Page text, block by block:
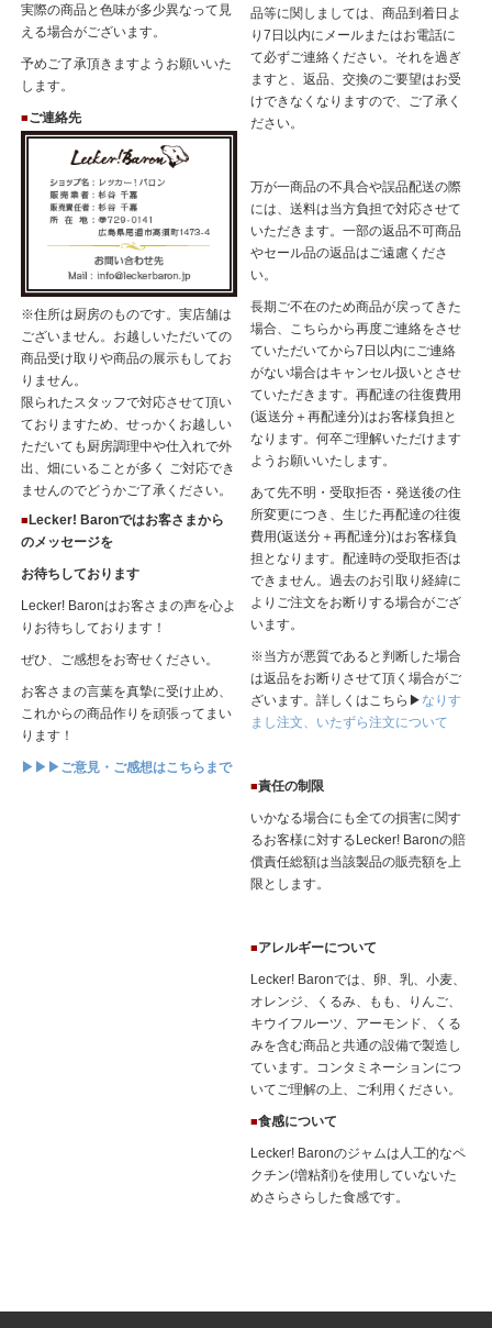
実際の商品と色味が多少異なって見
える場合がございます。
予めご了承頂きますようお願いいた
します。
■ご連絡先
※住所は厨房のものです。実店舗は
ございません。お越しいただいての
商品受け取りや商品の展示もしてお
りません。
限られたスタッフで対応させて頂い
ておりますため、せっかくお越しい
ただいても厨房調理中や仕入れで外
出、畑にいることが多く ご対応でき
ませんのでどうかご了承ください。
■ Lecker! Baronではお客さまから
のメッセージを
お待ちしております
Lecker! Baronはお客さまの声を心よ
りお待ちしております！
ぜひ、ご感想をお寄せください。
お客さまの言葉を真摯に受け止め、
これからの商品作りを頑張ってまい
ります！
▶▶▶ご意見・ご感想はこちらまで
品等に関しましては、商品到着日よ
り7日以内にメールまたはお電話に
て必ずご連絡ください。それを過ぎ
ますと、返品、交換のご要望はお受
けできなくなりますので、ご了承く
ださい。
万が一商品の不具合や誤品配送の際
には、送料は当方負担で対応させて
いただきます。一部の返品不可商品
やセール品の返品はご遠慮くださ
い。
長期ご不在のため商品が戻ってきた
場合、こちらから再度ご連絡をさせ
ていただいてから7日以内にご連絡
がない場合はキャンセル扱いとさせ
ていただきます。再配達の往復費用
(返送分＋再配達分)はお客様負担と
なります。何卒ご理解いただけます
ようお願いいたします。
あて先不明・受取拒否・発送後の住
所変更につき、生じた再配達の往復
費用(返送分＋再配達分)はお客様負
担となります。配達時の受取拒否は
できません。過去のお引取り経緯に
よりご注文をお断りする場合がござ
います。
※当方が悪質であると判断した場合
は返品をお断りさせて頂く場合がご
ざいます。詳しくはこちら▶ なりす
まし注文、いたずら注文について
■責任の制限
いかなる場合にも全ての損害に関す
るお客様に対するLecker! Baronの賠
償責任総額は当該製品の販売額を上
限とします。
■アレルギーについて
Lecker! Baronでは、卵、乳、小麦、
オレンジ、くるみ、もも、りんご、
キウイフルーツ、アーモンド、くる
みを含む商品と共通の設備で製造し
ています。コンタミネーションにつ
いてご理解の上、ご利用ください。
■食感について
Lecker! Baronのジャムは人工的なペ
クチン(増粘剤)を使用していないた
めさらさらした食感です。